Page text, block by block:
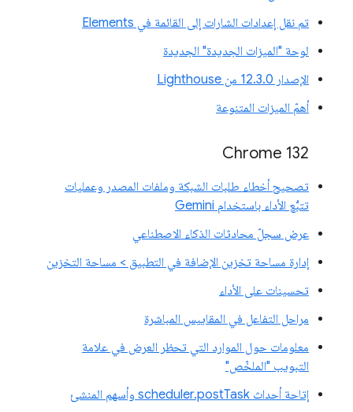
تم نقل إعدادات الشارات إلى القائمة في Elements
لوحة "الميزات الجديدة" الجديدة
الإصدار 12.3.0 من Lighthouse
أهمّ الميزات المتنوعة
Chrome 132
تصحيح أخطاء طلبات الشبكة وملفات المصدر وعمليات
تتبُّع الأداء باستخدام Gemini
عرض سجلّ محادثات الذكاء الاصطناعي
إدارة مساحة تخزين الإضافة في التطبيق > مساحة التخزين
تحسينات على الأداء
مراحل التفاعل في المقاييس المباشرة
معلومات حول الموارد التي تحظر العرض في علامة
التبويب "الملخّص"
إتاحة أحداث scheduler.postTask وأسهم المنشئ